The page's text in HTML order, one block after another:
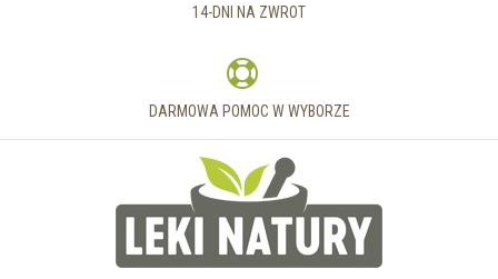
14-DNI NA ZWROT
DARMOWA POMOC W WYBORZE